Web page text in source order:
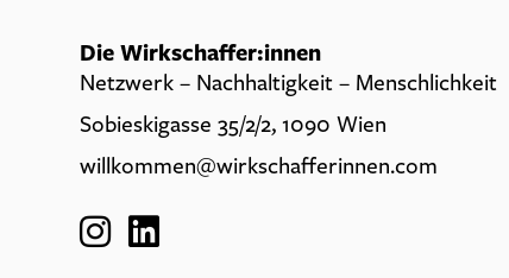
Die Wirkschaffer:innen
Netzwerk – Nachhaltigkeit – Menschlichkeit
Sobieskigasse 35/2/2, 1090 Wien
willkommen@wirkschafferinnen.com